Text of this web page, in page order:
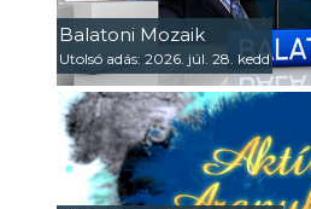
Balatoni Mozaik
Utolsó adás: 2026. júl. 28. kedd